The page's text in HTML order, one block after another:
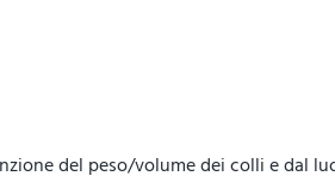
del peso/volume dei colli e dal